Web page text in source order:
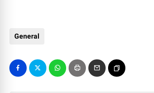
General